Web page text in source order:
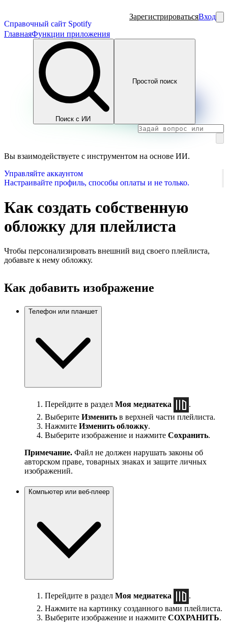
Справочный сайт Spotify
ЗарегистрироватьсяВход
ГлавнаяФункции приложения
Поиск с ИИ
Простой поиск
Вы взаимодействуете с инструментом на основе ИИ.
Управляйте аккаунтом
Настраивайте профиль, способы оплаты и не только.
Как создать собственную
обложку для плейлиста
Чтобы персонализировать внешний вид своего плейлиста,
добавьте к нему обложку.
Как добавить изображение
Телефон или планшет
Перейдите в раздел Моя медиатека
.
Выберите Изменить в верхней части плейлиста.
Нажмите Изменить обложку.
Выберите изображение и нажмите Сохранить.
Примечание. Файл не должен нарушать законы об
авторском праве, товарных знаках и защите личных
изображений.
Компьютер или веб-плеер
Перейдите в раздел Моя медиатека
.
Нажмите на картинку созданного вами плейлиста.
Выберите изображение и нажмите СОХРАНИТЬ.